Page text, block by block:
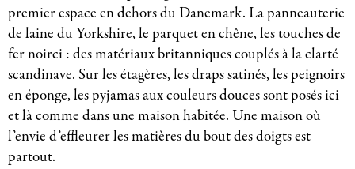
premier espace en dehors du Danemark. La panneauterie
de laine du Yorkshire, le parquet en chêne, les touches de
fer noirci : des matériaux britanniques couplés à la clarté
scandinave. Sur les étagères, les draps satinés, les peignoirs
en éponge, les pyjamas aux couleurs douces sont posés ici
et là comme dans une maison habitée. Une maison où
l’envie d’effleurer les matières du bout des doigts est
partout.